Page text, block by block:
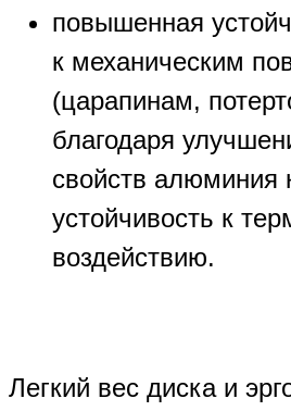
повышенная
к механическим
(царапинам,
благодаря
свойств алюминия
устойчивость к
воздействию.
Легкий вес диска и